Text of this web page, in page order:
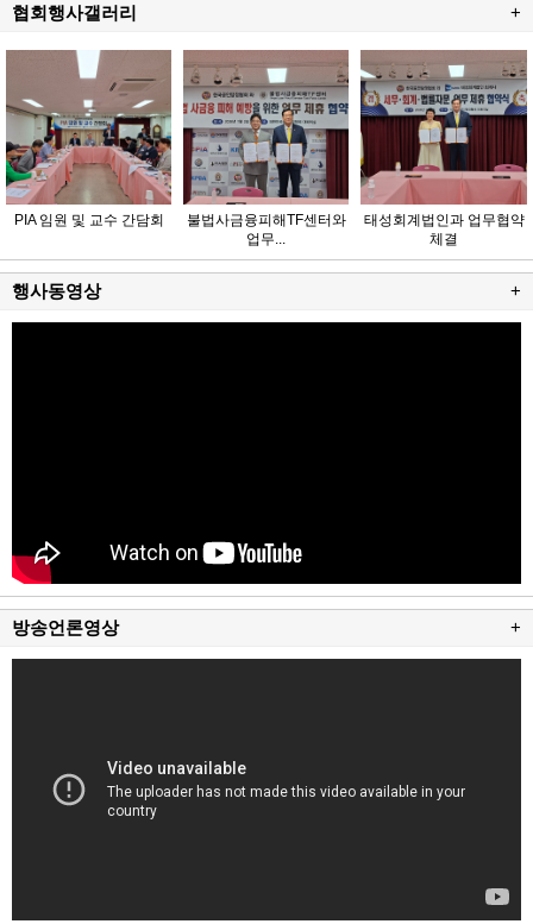
협회행사갤러리 +
PIA 임원 및 교수 간담회
불법사금융피해TF센터와
업무...
태성회계법인과 업무협약
체결
행사동영상 +
방송언론영상 +